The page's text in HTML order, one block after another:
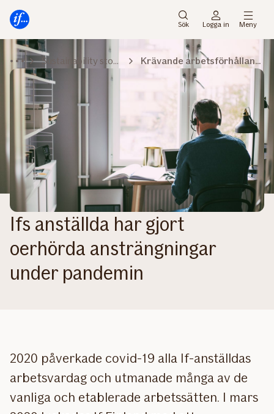
direkt
sidans
huvudmenyn
direkt
sidans
innehåll
Sök Logga in Meny
Sustainability stories Krävande arbetsförhållanden
Ifs anställda har gjort
oerhörda ansträngningar
under pandemin
2020 påverkade covid-19 alla If-anställdas
arbetsvardag och utmanade många av de
vanliga och etablerade arbetssätten. I mars